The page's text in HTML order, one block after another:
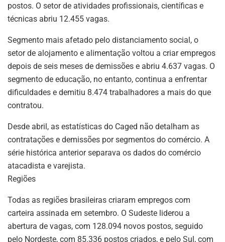
postos. O setor de atividades profissionais, científicas e
técnicas abriu 12.455 vagas.
Segmento mais afetado pelo distanciamento social, o
setor de alojamento e alimentação voltou a criar empregos
depois de seis meses de demissões e abriu 4.637 vagas. O
segmento de educação, no entanto, continua a enfrentar
dificuldades e demitiu 8.474 trabalhadores a mais do que
contratou.
Desde abril, as estatísticas do Caged não detalham as
contratações e demissões por segmentos do comércio. A
série histórica anterior separava os dados do comércio
atacadista e varejista.
Regiões
Todas as regiões brasileiras criaram empregos com
carteira assinada em setembro. O Sudeste liderou a
abertura de vagas, com 128.094 novos postos, seguido
pelo Nordeste, com 85.336 postos criados, e pelo Sul, com